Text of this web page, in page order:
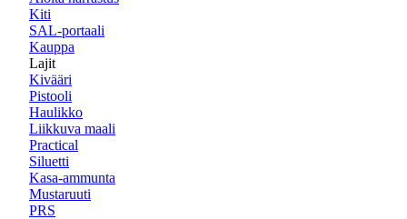
Kiti
SAL-portaali
Kauppa
Lajit
Kivääri
Pistooli
Haulikko
Liikkuva maali
Practical
Siluetti
Kasa-ammunta
Mustaruuti
PRS